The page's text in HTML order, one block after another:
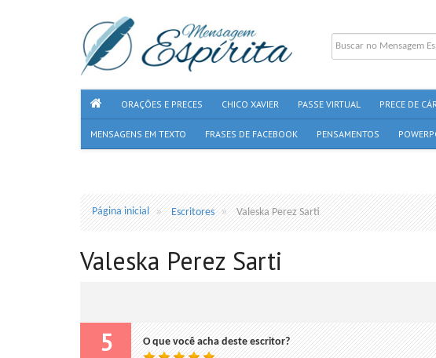
ORAÇÕES E PRECES CHICO XAVIER PASSE VIRTUAL PRECE DE
MENSAGENS EM TEXTO FRASES DE FACEBOOK PENSAMENTOS
Página inicial Escritores Valeska Perez Sarti
Valeska Perez Sarti
5 O que você acha deste escritor?